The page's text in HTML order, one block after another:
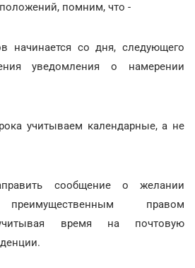
помним, что -
начинается со дня, следующего
уведомления о намерении
учитываем календарные, а не
сообщение о желании
преимущественным правом
учитывая время на почтовую